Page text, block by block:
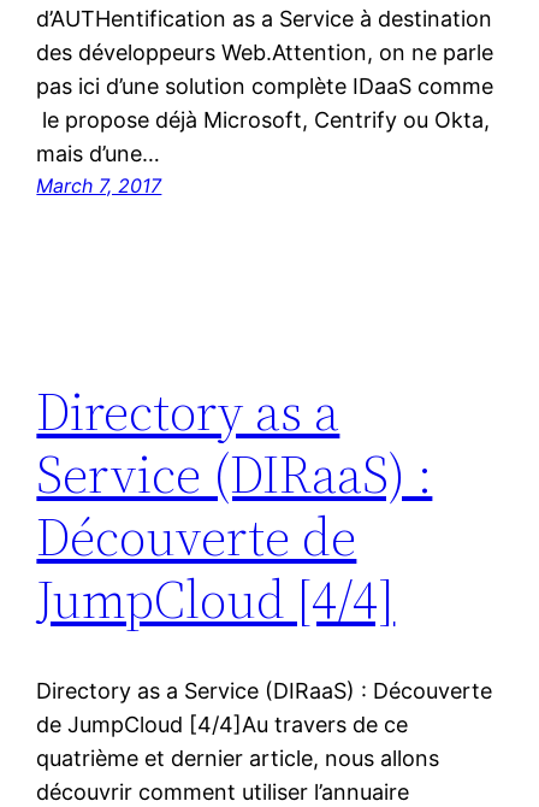
d’AUTHentification as a Service à destination
des développeurs Web.Attention, on ne parle
pas ici d’une solution complète IDaaS comme
le propose déjà Microsoft, Centrify ou Okta,
mais d’une…
March 7, 2017
Directory as a
Service (DIRaaS) :
Découverte de
JumpCloud [4/4]
Directory as a Service (DIRaaS) : Découverte
de JumpCloud [4/4]Au travers de ce
quatrième et dernier article, nous allons
découvrir comment utiliser l’annuaire